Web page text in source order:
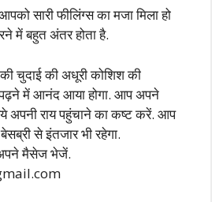
सारी फीलिंग्स का मजा मिला हो
में बहुत अंतर होता है.
चुदाई की अधूरी कोशिश की
में पढ़ने में आनंद आया होगा. आप अपने
राय पहुंचाने का कष्ट करें. आप
से इंतजार भी रहेगा.
मैसेज भेजें.